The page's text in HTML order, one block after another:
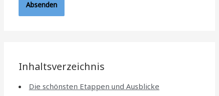
Inhaltsverzeichnis
Die schönsten Etappen und Ausblicke